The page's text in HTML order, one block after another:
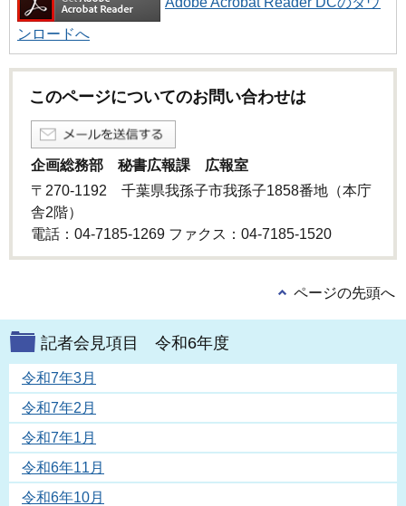
ンロードへ
このページについてのお問い合わせは
企画総務部 秘書広報課 広報室
〒270-1192 千葉県我孫子市我孫子1858番地（本庁
舎2階）
電話：04-7185-1269 ファクス：04-7185-1520
ページの先頭へ
記者会見項目 令和6年度
令和7年3月
令和7年2月
令和7年1月
令和6年11月
令和6年10月